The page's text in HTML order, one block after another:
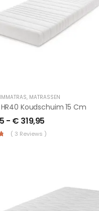
, MATRASSEN
Koudschuim 15 Cm
- € 319,95
( 3 Reviews )